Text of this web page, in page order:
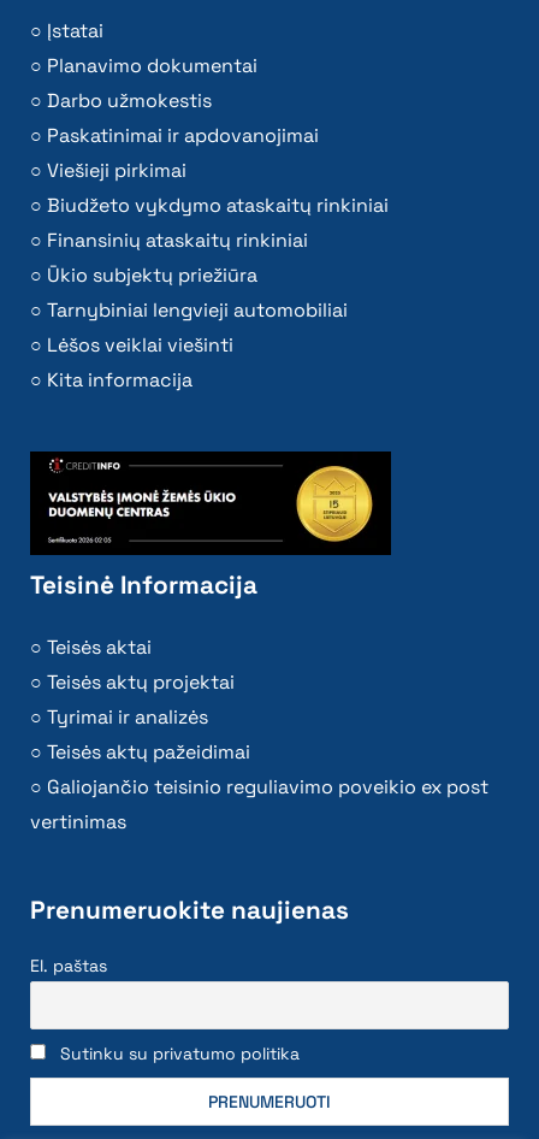
Įstatai
Planavimo dokumentai
Darbo užmokestis
Paskatinimai ir apdovanojimai
Viešieji pirkimai
Biudžeto vykdymo ataskaitų rinkiniai
Finansinių ataskaitų rinkiniai
Ūkio subjektų priežiūra
Tarnybiniai lengvieji automobiliai
Lėšos veiklai viešinti
Kita informacija
Teisinė Informacija
Teisės aktai
Teisės aktų projektai
Tyrimai ir analizės
Teisės aktų pažeidimai
Galiojančio teisinio reguliavimo poveikio ex post
vertinimas
Prenumeruokite naujienas
El. paštas
Sutinku su privatumo politika